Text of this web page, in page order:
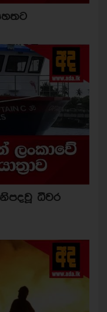
ධීවර